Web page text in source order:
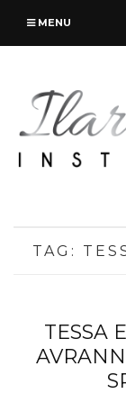
MENU
TAG:
TESSA